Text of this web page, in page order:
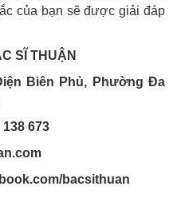
của bạn sẽ được giải đáp
SĨ THUẬN
Biên Phủ, Phường Đa
138 673
bacsithuan